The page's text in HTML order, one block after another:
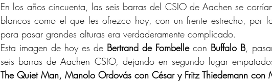
En los años cincuenta, las seis barras del CSIO de Aachen se
blancos como el que les ofrezco hoy, con un frente estrecho, por
para pasar grandes alturas era verdaderamente complicado.
Esta imagen de hoy es de Bertrand de Fombelle con Buffalo B,
seis barras de Aachen CSIO, dejando en segundo lugar
The Quiet Man, Manolo Ordovás con César y Fritz Thiedemann con